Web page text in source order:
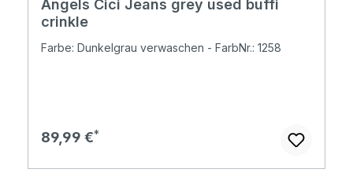
Angels Cici Jeans grey used buffi
crinkle
Farbe: Dunkelgrau verwaschen - FarbNr.: 1258
Regulärer Preis:
89,99 €